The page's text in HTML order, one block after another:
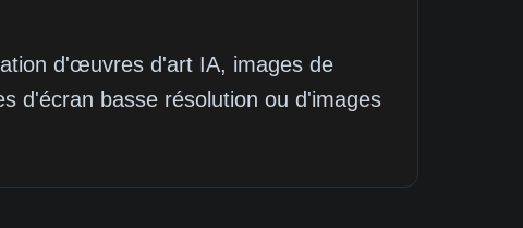
d'œuvres d'art IA, images de
d'écran basse résolution ou d'images